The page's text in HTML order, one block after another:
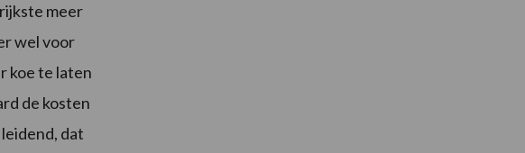
meer
wel voor
koe te laten
de kosten
dat